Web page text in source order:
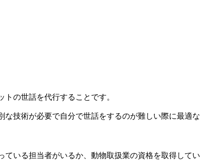
の世話を代行することです。
技術が必要で自分で世話をするのが難しい際に最適な
いる担当者がいるか、動物取扱業の資格を取得してい